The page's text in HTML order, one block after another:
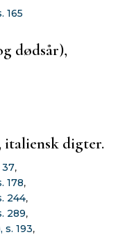
165
dødsår),
italiensk digter.
37,
178,
244,
289,
s. 193,